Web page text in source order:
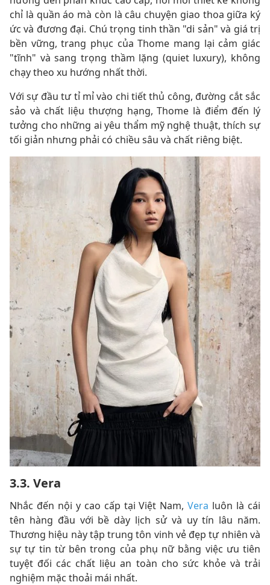
chỉ là quần áo mà còn là câu chuyện giao thoa giữa ký
ức và đương đại. Chú trọng tinh thần "di sản" và giá trị
bền vững, trang phục của Thome mang lại cảm giác
"tĩnh" và sang trọng thầm lặng (quiet luxury), không
chạy theo xu hướng nhất thời.
Với sự đầu tư tỉ mỉ vào chi tiết thủ công, đường cắt sắc
sảo và chất liệu thượng hạng, Thome là điểm đến lý
tưởng cho những ai yêu thẩm mỹ nghệ thuật, thích sự
tối giản nhưng phải có chiều sâu và chất riêng biệt.
3.3. Vera
Nhắc đến nội y cao cấp tại Việt Nam,Vera luôn là cái
tên hàng đầu với bề dày lịch sử và uy tín lâu năm.
Thương hiệu này tập trung tôn vinh vẻ đẹp tự nhiên và
sự tự tin từ bên trong của phụ nữ bằng việc ưu tiên
tuyệt đối các chất liệu an toàn cho sức khỏe và trải
nghiệm mặc thoải mái nhất.